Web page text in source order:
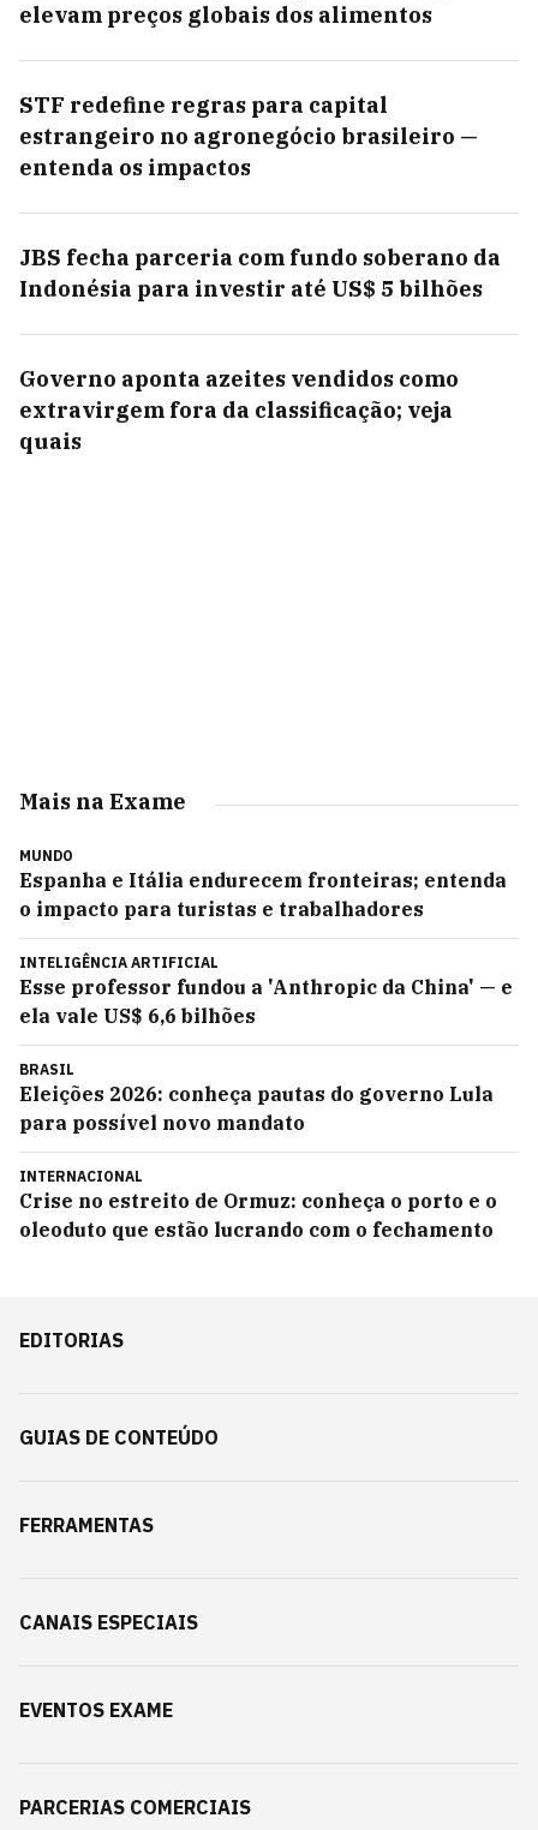
elevam preços globais dos alimentos
STF redefine regras para capital
estrangeiro no agronegócio brasileiro —
entenda os impactos
JBS fecha parceria com fundo soberano da
Indonésia para investir até US$ 5 bilhões
Governo aponta azeites vendidos como
extravirgem fora da classificação; veja
quais
Mais na Exame
MUNDO
Espanha e Itália endurecem fronteiras; entenda
o impacto para turistas e trabalhadores
INTELIGÊNCIA ARTIFICIAL
Esse professor fundou a 'Anthropic da China' — e
ela vale US$ 6,6 bilhões
BRASIL
Eleições 2026: conheça pautas do governo Lula
para possível novo mandato
INTERNACIONAL
Crise no estreito de Ormuz: conheça o porto e o
oleoduto que estão lucrando com o fechamento
EDITORIAS
GUIAS DE CONTEÚDO
FERRAMENTAS
CANAIS ESPECIAIS
EVENTOS EXAME
PARCERIAS COMERCIAIS